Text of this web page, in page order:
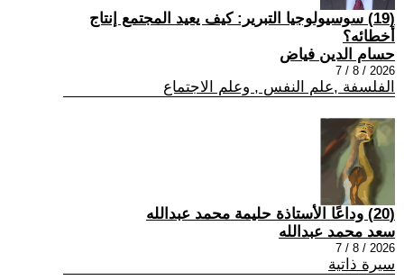
(19) سوسيولوجيا التبرير: كيف يعيد المجتمع إنتاج
أخطائه؟
حسام الدين فياض
2026 / 8 / 7
الفلسفة ,علم النفس , وعلم الاجتماع
(20) وداعًا الأستاذة حليمة محمد عبدالله
سعد محمد عبدالله
2026 / 8 / 7
سيرة ذاتية